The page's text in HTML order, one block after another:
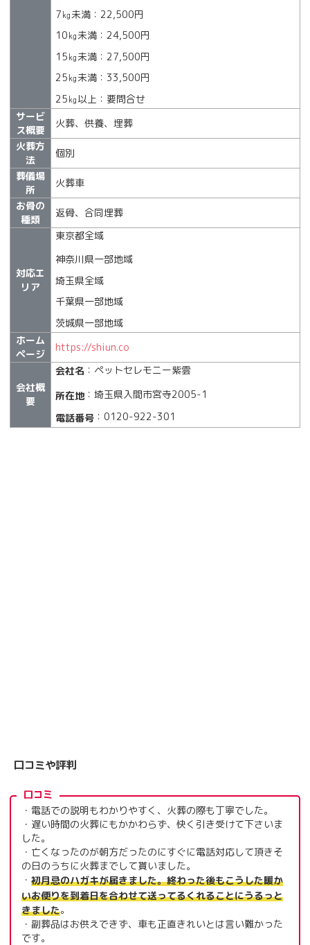
7㎏未満：22,500円
10㎏未満：24,500円
15㎏未満：27,500円
25㎏未満：33,500円
25㎏以上：要問合せ
サービ
ス概要
火葬、供養、埋葬
火葬方
法
個別
葬儀場
所
火葬車
お骨の
種類
返骨、合同埋葬
対応エ
リア
東京都全域
神奈川県一部地域
埼玉県全域
千葉県一部地域
茨城県一部地域
ホーム
ページ
https://shiun.co
会社概
要
会社名 ：ペットセレモニー紫雲
所在地：埼玉県入間市宮寺2005-1
電話番号：0120-922-301
口コミや評判
口コミ
・電話での説明もわかりやすく、火葬の際も丁寧でした。
・遅い時間の火葬にもかかわらず、快く引き受けて下さいま
した。
・亡くなったのが朝方だったのにすぐに電話対応して頂きそ
の日のうちに火葬までして貰いました。
・ 初月忌のハガキが届きました。終わった後もこうした暖か
いお便りを到着日を合わせて送ってるくれることにうるっと
きました。
・副葬品はお供えできず、車も正直きれいとは言い難かった
です。